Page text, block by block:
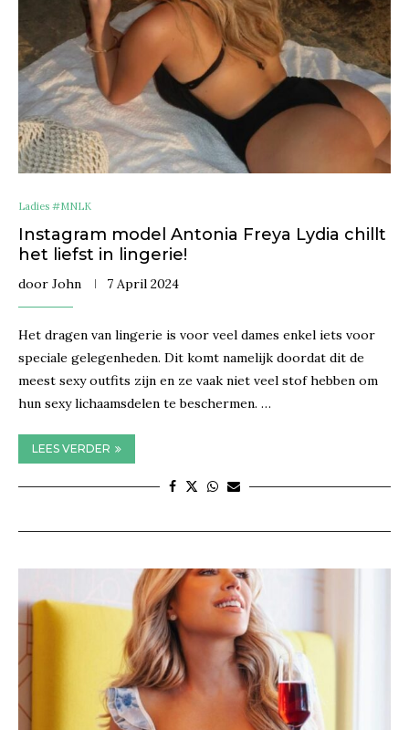
Ladies #MNLK
Instagram model Antonia Freya Lydia chillt
het liefst in lingerie!
door John 7 April 2024
Het dragen van lingerie is voor veel dames enkel iets voor
speciale gelegenheden. Dit komt namelijk doordat dit de
meest sexy outfits zijn en ze vaak niet veel stof hebben om
hun sexy lichaamsdelen te beschermen. …
LEES VERDER